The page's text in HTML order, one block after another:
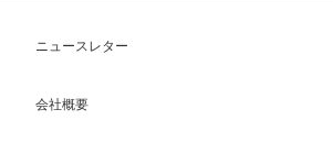
ニュースレター
会社概要